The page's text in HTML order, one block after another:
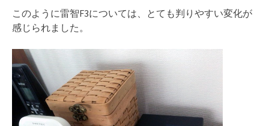
このように雷智F3については、とても判りやすい変化が
感じられました。